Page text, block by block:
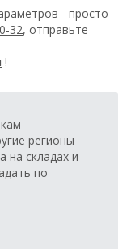
- просто
32, отправьте
!
регионы
на складах и
по